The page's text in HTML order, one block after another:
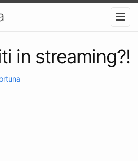
in streaming?!